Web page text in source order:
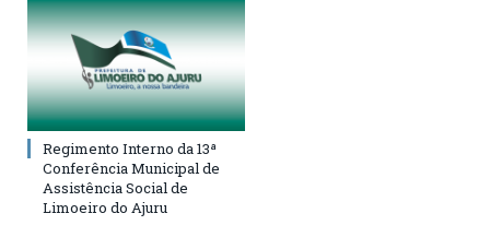
Regimento Interno da 13ª
Conferência Municipal de
Assistência Social de
Limoeiro do Ajuru